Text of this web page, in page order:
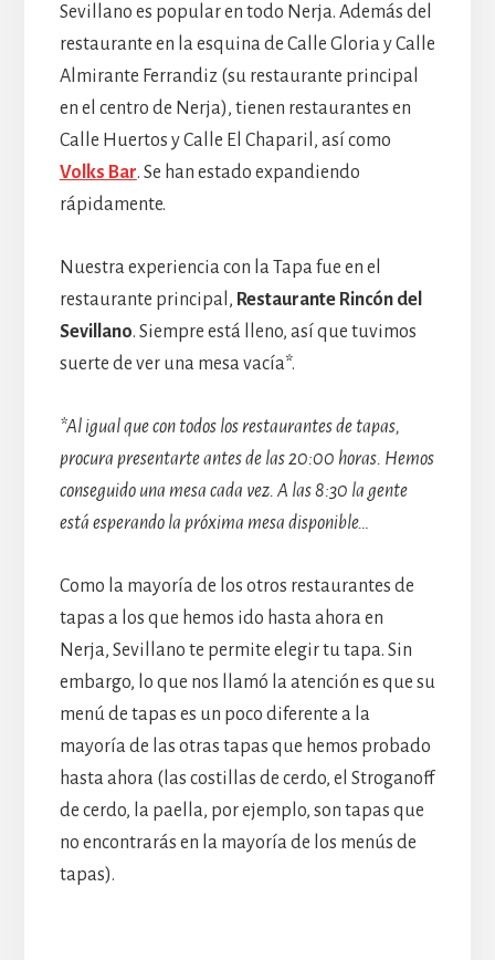
Sevillano es popular en todo Nerja. Además del
restaurante en la esquina de Calle Gloria y Calle
Almirante Ferrandiz (su restaurante principal
en el centro de Nerja), tienen restaurantes en
Calle Huertos y Calle El Chaparil, así como
Volks Bar. Se han estado expandiendo
rápidamente.
Nuestra experiencia con la Tapa fue en el
restaurante principal, Restaurante Rincón del
Sevillano. Siempre está lleno, así que tuvimos
suerte de ver una mesa vacía*.
*Al igual que con todos los restaurantes de tapas,
procura presentarte antes de las 20:00 horas. Hemos
conseguido una mesa cada vez. A las 8:30 la gente
está esperando la próxima mesa disponible…
Como la mayoría de los otros restaurantes de
tapas a los que hemos ido hasta ahora en
Nerja, Sevillano te permite elegir tu tapa. Sin
embargo, lo que nos llamó la atención es que su
menú de tapas es un poco diferente a la
mayoría de las otras tapas que hemos probado
hasta ahora (las costillas de cerdo, el Stroganoff
de cerdo, la paella, por ejemplo, son tapas que
no encontrarás en la mayoría de los menús de
tapas).